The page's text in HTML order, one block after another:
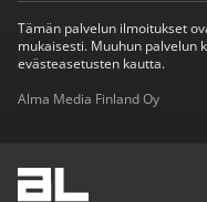
Tämän palvelun ilmoitukset
mukaisesti. Muuhun palvelun
evästeasetusten kautta.
Alma Media Finland Oy